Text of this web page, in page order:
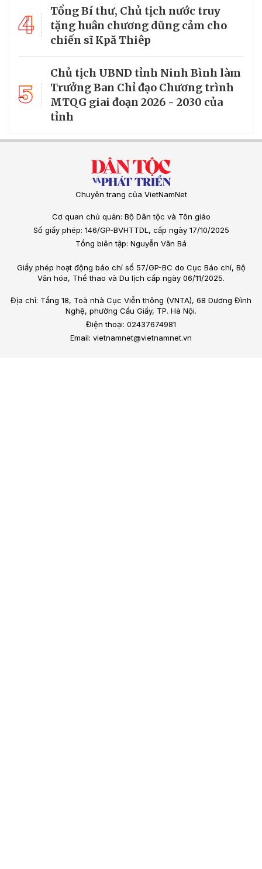
4
Tổng Bí thư, Chủ tịch nước truy
tặng huân chương dũng cảm cho
chiến sĩ Kpă Thiêp
5
Chủ tịch UBND tỉnh Ninh Bình làm
Trưởng Ban Chỉ đạo Chương trình
MTQG giai đoạn 2026 - 2030 của
tỉnh
Chuyên trang của VietNamNet
Cơ quan chủ quản: Bộ Dân tộc và Tôn giáo
Số giấy phép: 146/GP-BVHTTDL, cấp ngày 17/10/2025
Tổng biên tập: Nguyễn Văn Bá
Giấy phép hoạt động báo chí số 57/GP-BC do Cục Báo chí, Bộ
Văn hóa, Thể thao và Du lịch cấp ngày 06/11/2025.
Địa chỉ: Tầng 18, Toà nhà Cục Viễn thông (VNTA), 68 Dương Đình
Nghệ, phường Cầu Giấy, TP. Hà Nội.
Điện thoại: 02437674981
Email: vietnamnet@vietnamnet.vn